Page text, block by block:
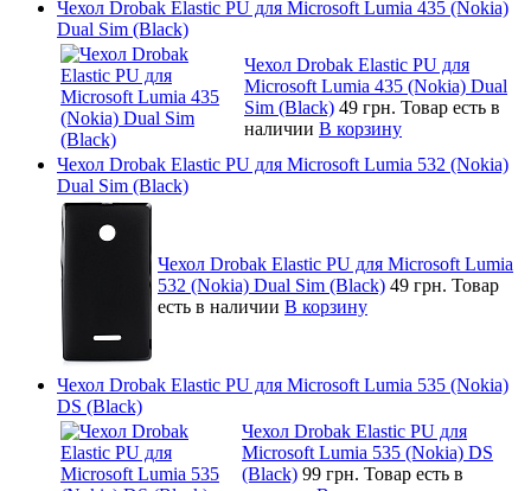
Чехол Drobak Elastic PU для Microsoft Lumia 435 (Nokia)
Dual Sim (Black)
Чехол Drobak Elastic PU для
Microsoft Lumia 435 (Nokia) Dual
Sim (Black) 49 грн. Товар есть в
наличии В корзину
Чехол Drobak Elastic PU для Microsoft Lumia 532 (Nokia)
Dual Sim (Black)
Чехол Drobak Elastic PU для Microsoft Lumia
532 (Nokia) Dual Sim (Black) 49 грн. Товар
есть в наличии В корзину
Чехол Drobak Elastic PU для Microsoft Lumia 535 (Nokia)
DS (Black)
Чехол Drobak Elastic PU для
Microsoft Lumia 535 (Nokia) DS
(Black) 99 грн. Товар есть в